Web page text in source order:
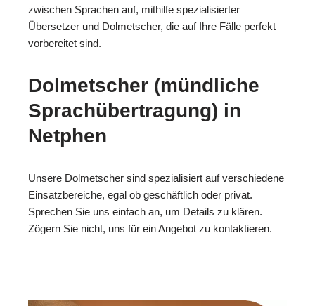
zwischen Sprachen auf, mithilfe spezialisierter
Übersetzer und Dolmetscher, die auf Ihre Fälle perfekt
vorbereitet sind.
Dolmetscher (mündliche
Sprachübertragung) in
Netphen
Unsere Dolmetscher sind spezialisiert auf verschiedene
Einsatzbereiche, egal ob geschäftlich oder privat.
Sprechen Sie uns einfach an, um Details zu klären.
Zögern Sie nicht, uns für ein Angebot zu kontaktieren.